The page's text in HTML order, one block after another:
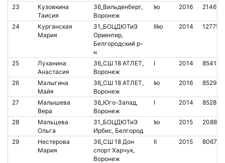
23
Кузовкина
Таисия
36_Вильденберг,
Воронеж
Iю 2016
24
Курганская
Мария
31_БОЦДЮТиЭ
Ориентир,
Белгородский р-
н
IIIю 2014
25
Луханина
Анастасия
36_СШ 18 АТЛЕТ,
Воронеж
I 2014
26
Малыгина
Майя
36_СШ 18 АТЛЕТ,
Воронеж
Iю 2016
27
Малышева
Вера
36_Юго-Запад,
Воронеж
I 2014
28
Мальцева
Ольга
31_БОЦДЮТиЭ
Ирбис, Белгород
Iю 2015
29
Нестерова
Мария
36_СШ 18 Дон
спорт Харчук,
Воронеж
II 2015